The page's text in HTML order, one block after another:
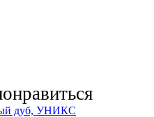
дуб, УНИКС